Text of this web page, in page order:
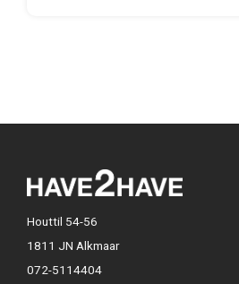
Houttil 54-56
1811 JN Alkmaar
072-5114404